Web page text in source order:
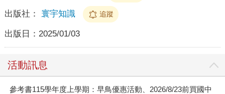
出版社： 寰宇知識 追蹤
出版日： 2025/01/03
活動訊息
參考書115學年度上學期：早鳥優惠活動、2026/8/23前買國中